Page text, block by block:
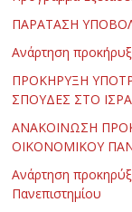
ΠΑΡΑΤΑΣΗ
Ανάρτηση
ΠΡΟΚΗΡΥΞΗ
ΣΠΟΥΔΕΣ ΣΤΟ
ΑΝΑΚΟΙΝΩΣΗ
ΟΙΚΟΝΟΜΙΚΟΥ
Ανάρτηση
Πανεπιστημίου